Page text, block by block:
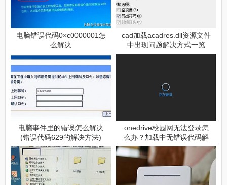
电脑错误代码0×c0000001怎
么解决
cad加载acadres.dll资源文件
中出现问题解决方式一览
电脑事件里的错误怎么解决
(错误代码629的解决方法)
onedrive校园网无法登录怎
么办？加载中无错误代码解
决方法